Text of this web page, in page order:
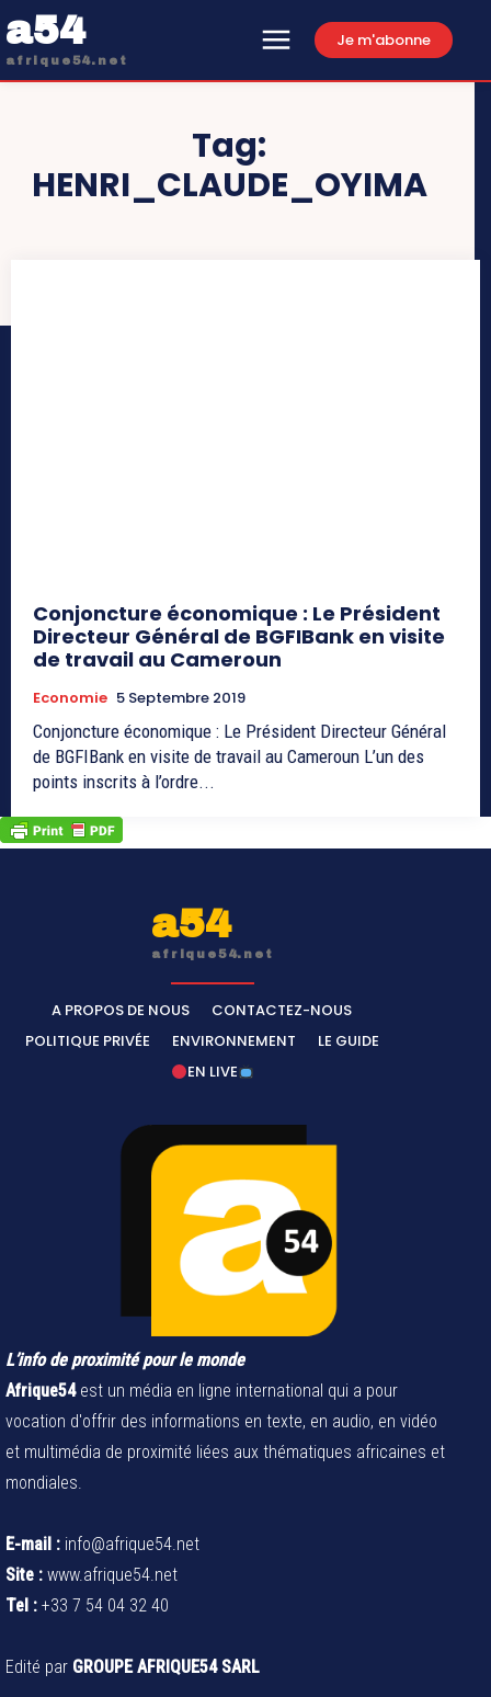
a54
afrique54.net
Je m'abonne
Tag:
HENRI_CLAUDE_OYIMA
Conjoncture économique : Le Président
Directeur Général de BGFIBank en visite
de travail au Cameroun
Economie 5 Septembre 2019
Conjoncture économique : Le Président Directeur Général
de BGFIBank en visite de travail au Cameroun L’un des
points inscrits à l’ordre...
a54
afrique54.net
A PROPOS DE NOUS
CONTACTEZ-NOUS
POLITIQUE PRIVÉE
ENVIRONNEMENT
LE GUIDE
EN LIVE
L’info de proximité pour le monde
Afrique54est un média en ligne international qui a pour
vocation d'offrir des informations en texte, en audio, en vidéo
et multimédia de proximité liées aux thématiques africaines et
mondiales.
E-mail : info@afrique54.net
Site : www.afrique54.net
Tel : +33 7 54 04 32 40
Edité par GROUPE AFRIQUE54 SARL